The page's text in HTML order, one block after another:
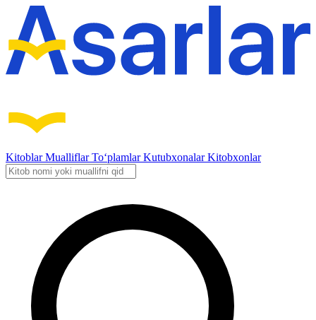
KitoblarMualliflarTo‘plamlarKutubxonalarKitobxonlar